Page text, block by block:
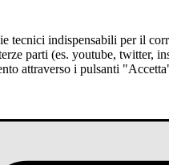
tecnici indispensabili per il
parti (es. youtube, twitter,
attraverso i pulsanti